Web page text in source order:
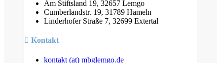
Am Stiftsland 19, 32657 Lemgo
Cumberlandstr. 19, 31789 Hameln
Linderhofer Straße 7, 32699 Extertal
Kontakt
kontakt (at) mbglemgo.de